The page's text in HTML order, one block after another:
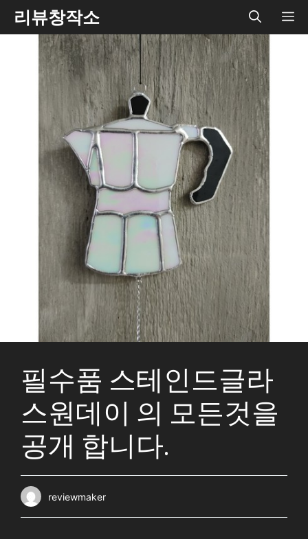
Skip리뷰창작소
필수품 스테인드글라
스원데이 의 모든것을
공개 합니다.
reviewmaker